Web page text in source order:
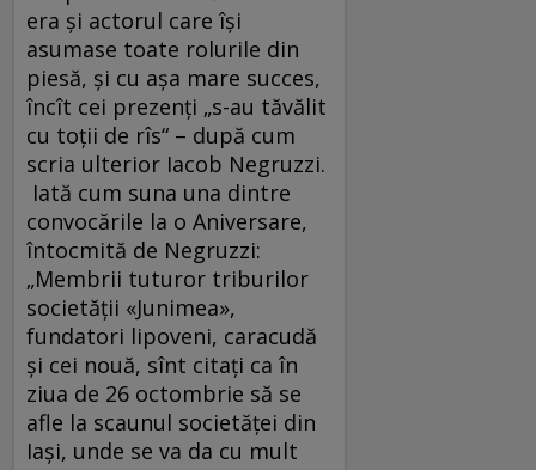
era şi actorul care îşi
asumase toate rolurile din
piesă, şi cu aşa mare succes,
încît cei prezenţi „s-au tăvălit
cu toţii de rîs“ – după cum
scria ulterior Iacob Negruzzi.
Iată cum suna una dintre
convocările la o Aniversare,
întocmită de Negruzzi:
„Membrii tuturor triburilor
societăţii «Junimea»,
fundatori lipoveni, caracudă
şi cei nouă, sînt citaţi ca în
ziua de 26 octombrie să se
afle la scaunul societăţei din
Iaşi, unde se va da cu mult